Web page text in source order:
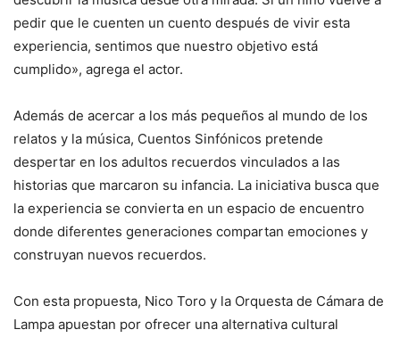
pedir que le cuenten un cuento después de vivir esta
experiencia, sentimos que nuestro objetivo está
cumplido», agrega el actor.
Además de acercar a los más pequeños al mundo de los
relatos y la música, Cuentos Sinfónicos pretende
despertar en los adultos recuerdos vinculados a las
historias que marcaron su infancia. La iniciativa busca que
la experiencia se convierta en un espacio de encuentro
donde diferentes generaciones compartan emociones y
construyan nuevos recuerdos.
Con esta propuesta, Nico Toro y la Orquesta de Cámara de
Lampa apuestan por ofrecer una alternativa cultural